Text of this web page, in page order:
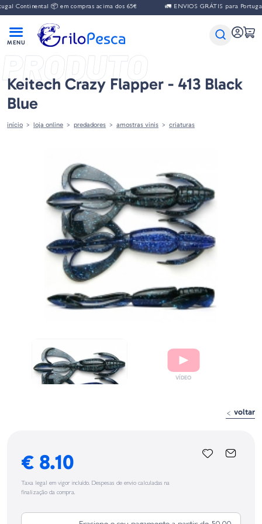
Continental 📦 em compras acima dos 65€ 🚛 ENVIOS GRÁTIS para Portugal
PRODUTO
Keitech Crazy Flapper - 413 Black
Blue
início loja online predadores amostras vinis criaturas
voltar
€ 8.10
Taxa legal em vigor incluído. Despesas de envio calculadas na
finalização da compra.